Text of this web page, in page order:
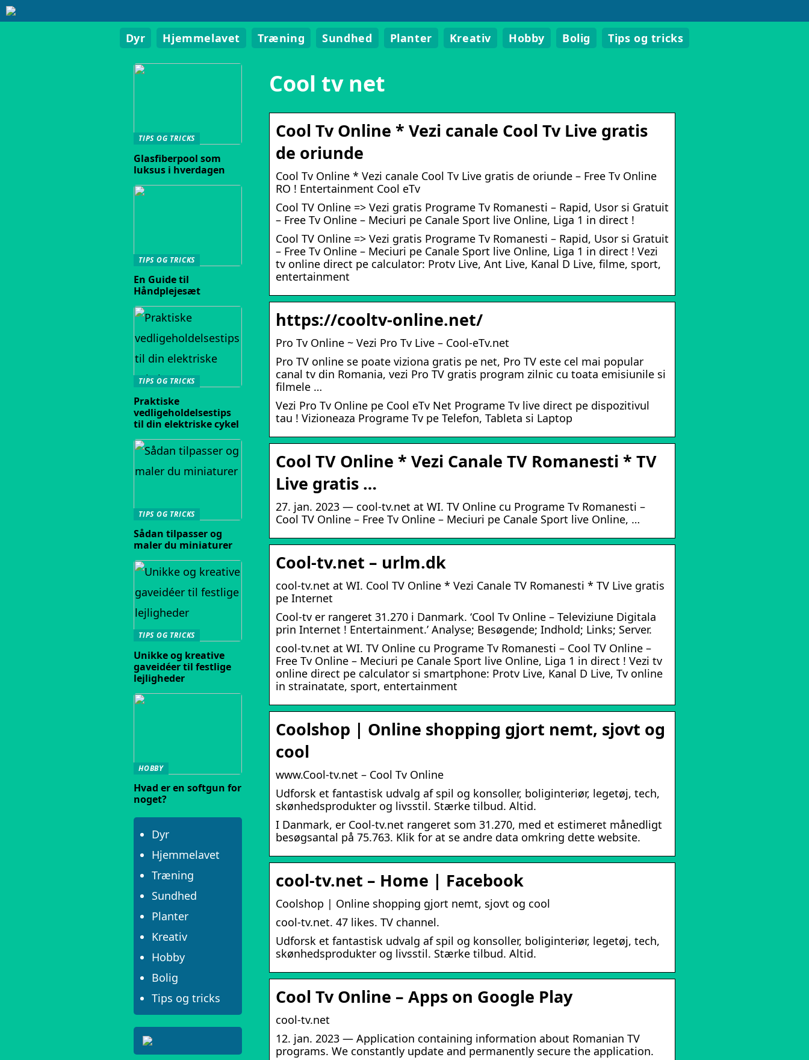
Dyr Hjemmelavet Træning Sundhed Planter Kreativ Hobby Bolig Tips og tricks
Cool tv net
Cool Tv Online * Vezi canale Cool Tv Live gratis
de oriunde
Cool Tv Online * Vezi canale Cool Tv Live gratis de oriunde – Free Tv Online
RO ! Entertainment Cool eTv
Cool TV Online => Vezi gratis Programe Tv Romanesti – Rapid, Usor si Gratuit
– Free Tv Online – Meciuri pe Canale Sport live Online, Liga 1 in direct !
Cool TV Online => Vezi gratis Programe Tv Romanesti – Rapid, Usor si Gratuit
– Free Tv Online – Meciuri pe Canale Sport live Online, Liga 1 in direct ! Vezi
tv online direct pe calculator: Protv Live, Ant Live, Kanal D Live, filme, sport,
entertainment
https://cooltv-online.net/
Pro Tv Online ~ Vezi Pro Tv Live – Cool-eTv.net
Pro TV online se poate viziona gratis pe net, Pro TV este cel mai popular
canal tv din Romania, vezi Pro TV gratis program zilnic cu toata emisiunile si
filmele …
Vezi Pro Tv Online pe Cool eTv Net Programe Tv live direct pe dispozitivul
tau ! Vizioneaza Programe Tv pe Telefon, Tableta si Laptop
Cool TV Online * Vezi Canale TV Romanesti * TV
Live gratis …
27. jan. 2023 — cool-tv.net at WI. TV Online cu Programe Tv Romanesti –
Cool TV Online – Free Tv Online – Meciuri pe Canale Sport live Online, …
Cool-tv.net – urlm.dk
cool-tv.net at WI. Cool TV Online * Vezi Canale TV Romanesti * TV Live gratis
pe Internet
Cool-tv er rangeret 31.270 i Danmark. ‘Cool Tv Online – Televiziune Digitala
prin Internet ! Entertainment.’ Analyse; Besøgende; Indhold; Links; Server.
cool-tv.net at WI. TV Online cu Programe Tv Romanesti – Cool TV Online –
Free Tv Online – Meciuri pe Canale Sport live Online, Liga 1 in direct ! Vezi tv
online direct pe calculator si smartphone: Protv Live, Kanal D Live, Tv online
in strainatate, sport, entertainment
Coolshop | Online shopping gjort nemt, sjovt og
cool
www.Cool-tv.net – Cool Tv Online
Udforsk et fantastisk udvalg af spil og konsoller, boliginteriør, legetøj, tech,
skønhedsprodukter og livsstil. Stærke tilbud. Altid.
I Danmark, er Cool-tv.net rangeret som 31.270, med et estimeret månedligt
besøgsantal på 75.763. Klik for at se andre data omkring dette website.
cool-tv.net – Home | Facebook
Coolshop | Online shopping gjort nemt, sjovt og cool
cool-tv.net. 47 likes. TV channel.
Udforsk et fantastisk udvalg af spil og konsoller, boliginteriør, legetøj, tech,
skønhedsprodukter og livsstil. Stærke tilbud. Altid.
Cool Tv Online – Apps on Google Play
cool-tv.net
12. jan. 2023 — Application containing information about Romanian TV
programs. We constantly update and permanently secure the application.
TIPS OG TRICKS
Glasfiberpool som
luksus i hverdagen
TIPS OG TRICKS
En Guide til
Håndplejesæt
TIPS OG TRICKS
Praktiske
vedligeholdelsestips
til din elektriske cykel
TIPS OG TRICKS
Sådan tilpasser og
maler du miniaturer
TIPS OG TRICKS
Unikke og kreative
gaveidéer til festlige
lejligheder
HOBBY
Hvad er en softgun for
noget?
Dyr
Hjemmelavet
Træning
Sundhed
Planter
Kreativ
Hobby
Bolig
Tips og tricks